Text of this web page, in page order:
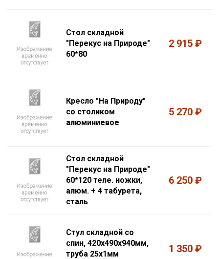
Стол складной
"Перекус на Природе"
60*80
2 915 ₽
Кресло "На Природу"
со столиком
алюминиевое
5 270 ₽
Стол складной
"Перекус на Природе"
60*120 теле. ножки,
алюм. + 4 табурета,
сталь
6 250 ₽
Стул складной со
спин, 420х490х940мм,
труба 25х1мм
1 350 ₽